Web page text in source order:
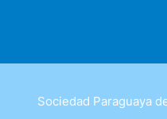
Sociedad Paraguaya